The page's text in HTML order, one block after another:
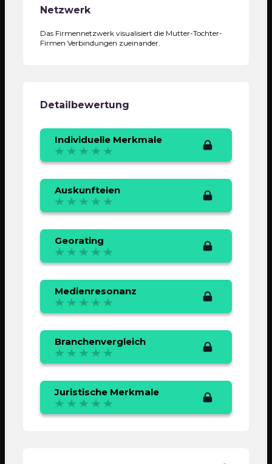
Netzwerk
Das Firmennetzwerk visualisiert die Mutter-Tochter-
Firmen Verbindungen zueinander.
Detailbewertung
Individuelle Merkmale
Auskunfteien
Georating
Medienresonanz
Branchenvergleich
Juristische Merkmale